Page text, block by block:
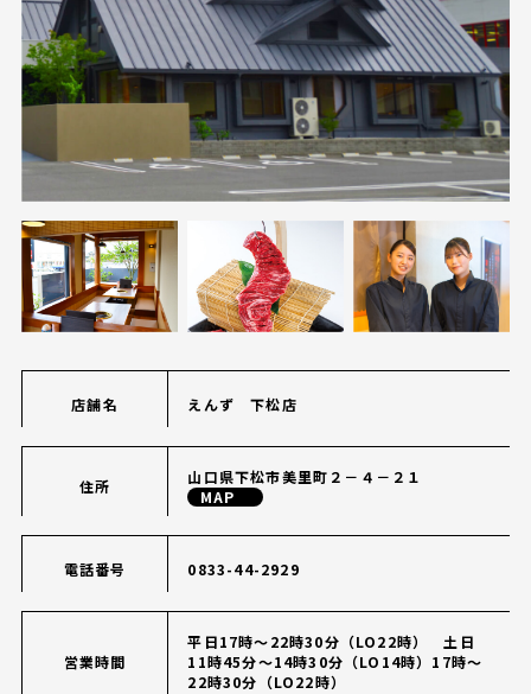
店舗名 えんず 下松店
住所
山口県下松市美里町２－４－２１
MAP
電話番号 0833-44-2929
営業時間
平日17時～22時30分（LO22時） 土日
11時45分～14時30分（LO14時）17時～
22時30分（LO22時）